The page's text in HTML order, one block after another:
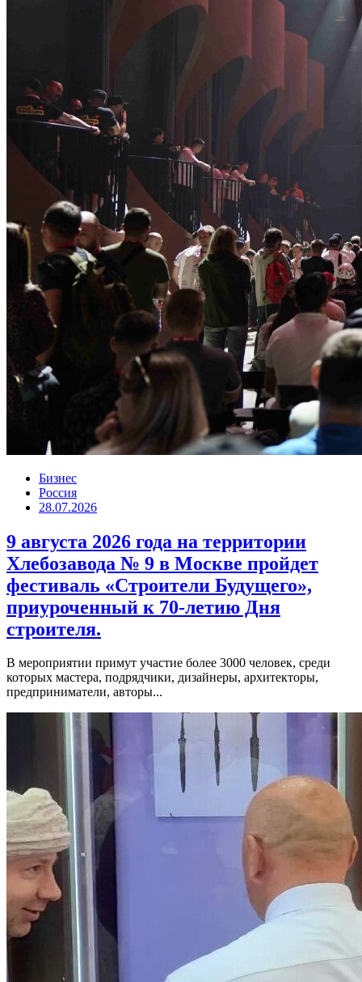
Бизнес
Россия
28.07.2026
9 августа 2026 года на территории
Хлебозавода № 9 в Москве пройдет
фестиваль «Строители Будущего»,
приуроченный к 70-летию Дня
строителя.
В мероприятии примут участие более 3000 человек, среди
которых мастера, подрядчики, дизайнеры, архитекторы,
предприниматели, авторы...